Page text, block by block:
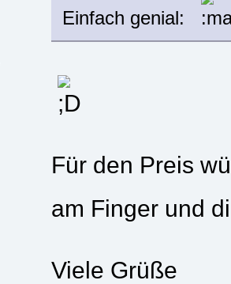
Einfach genial:
Für den Preis
am Finger und
Viele Grüße